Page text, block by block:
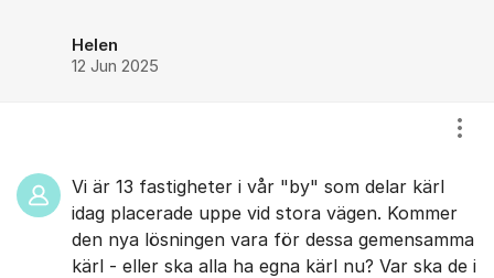
Helen
12 Jun 2025
Vi är 13 fastigheter i vår "by" som delar kärl
idag placerade uppe vid stora vägen. Kommer
den nya lösningen vara för dessa gemensamma
kärl - eller ska alla ha egna kärl nu? Var ska de i